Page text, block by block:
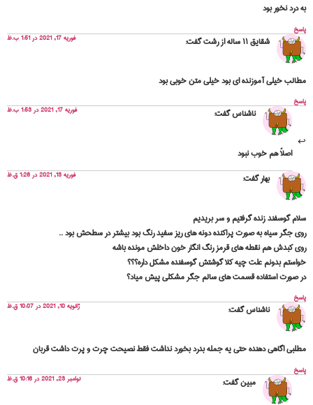
به درد نخور بود
پاسخ
شقایق ۱۱ ساله از رشت گفت: فوریه 17, 2021 در 1:51 ب.ظ
مطالب خیلی آموزنده ای بود خیلی متن خوبی بود
پاسخ
ناشناسگفت: فوریه 17, 2021 در 1:53 ب.ظ
اصلاً هم خوب نبود
بهارگفت: فوریه 13, 2021 در 1:26 ق.ظ
سلام گوسفند زنده گرفتیم و سر بریدیم
روی جگر سیاه به صورت پراکنده دونه های ریز سفید رنگ بود بیشتر در سطحش بود ..
روی کبدش هم نقطه های قرمز رنگ انگار خون داخلش مونده باشه
خواستم بدونم علت چیه کلا گوشتش گوسفنده مشکل داره؟؟؟
در صورت استفاده قسمت های سالم جگر مشکلی پیش میاد؟
پاسخ
ناشناسگفت: ژانویه 10, 2021 در 10:07 ق.ظ
مطلبي اگاهي دهنده حتي يه جمله بدرد بخورد نداشت فقط نصيحت چرت و پرت داشت قربان
پاسخ
مبینگفت: نوامبر 23, 2021 در 10:16 ق.ظ